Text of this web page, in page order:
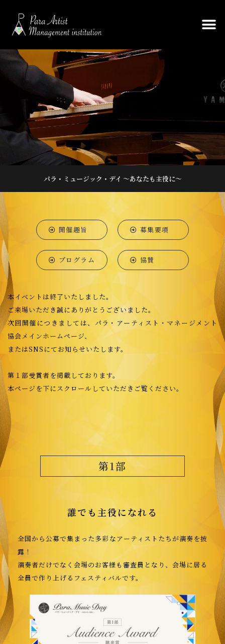
パラ・ミュージック・デイ ～あなたも主役に～
開催趣旨 募集要項
プログラム 協賛
本イベントは終了いたしました。
ご来場いただき誠にありがとうございました。
次回開催につきましては、パラ・アーティスト・マネージメント
協会メインホームページ、
またはSNSにてお知らせいたします。
第１部受賞者を掲載しております。
本ページを下にスクロールしていただきご覧ください。
第1部
誰でも主役になれる
全国から公募で集まった多彩なアーティストたちが演奏を披
露！
演奏者だけでなく会場のお客様も審査員となり、会場に居る
全員で作り上げるフェスティバルです。